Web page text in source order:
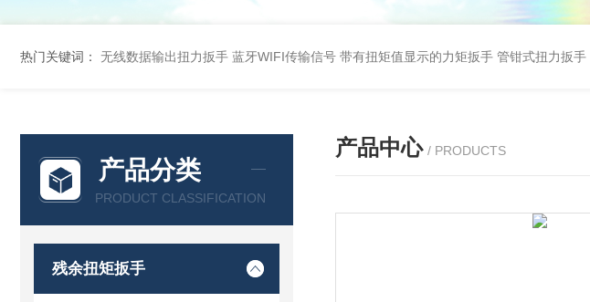
热门关键词： 无线数据输出扭力扳手 蓝牙WIFI传输信号 带有扭矩值显示的力矩扳手 管钳式扭力扳手
产品分类
PRODUCT CLASSIFICATION
残余扭矩扳手
产品中心 / PRODUCTS